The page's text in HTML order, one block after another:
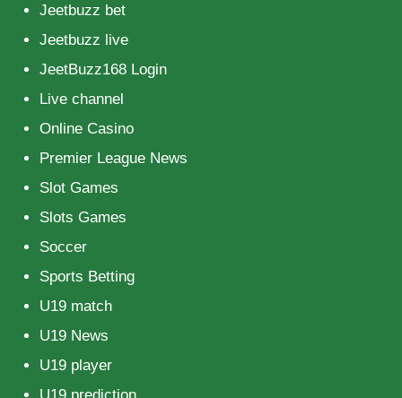
Jeetbuzz bet
Jeetbuzz live
JeetBuzz168 Login
Live channel
Online Casino
Premier League News
Slot Games
Slots Games
Soccer
Sports Betting
U19 match
U19 News
U19 player